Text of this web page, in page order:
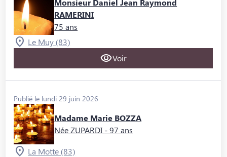
Monsieur Daniel Jean Raymond
RAMERINI
75 ans
Le Muy (83)
Voir
Publié le lundi 29 juin 2026
Madame Marie BOZZA
Née ZUPARDI - 97 ans
La Motte (83)